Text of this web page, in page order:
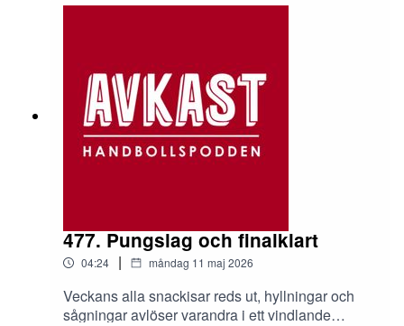
477. Pungslag och finalklart
04:24 | måndag 11 maj 2026
Veckans alla snackisar reds ut, hyllningar och
sågningar avlöser varandra i ett vindlande